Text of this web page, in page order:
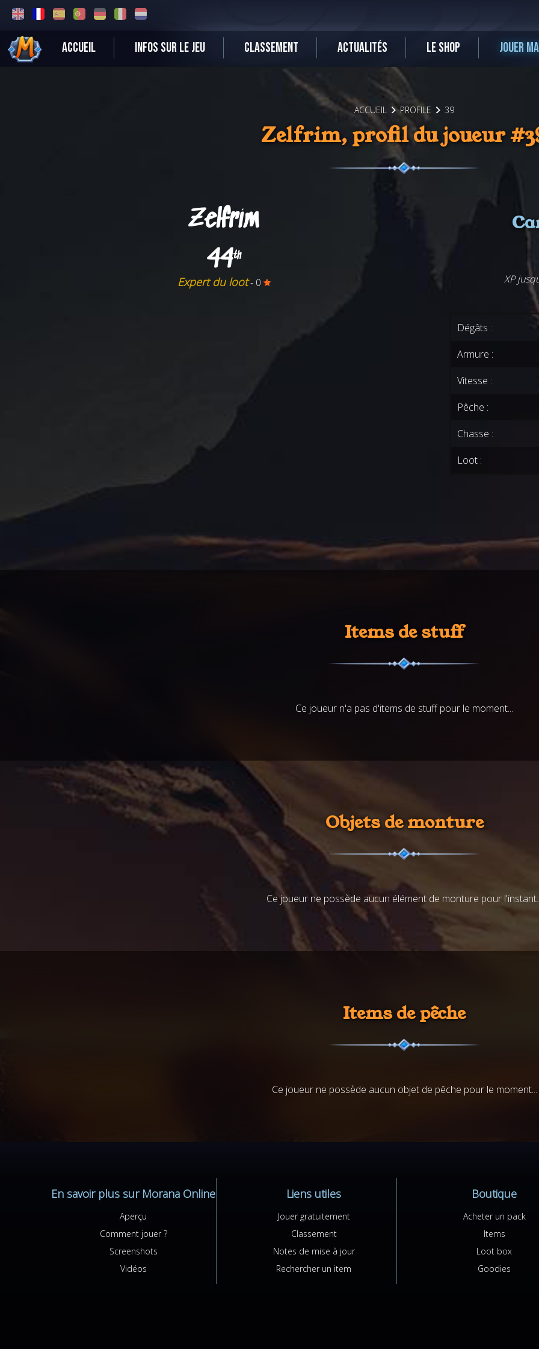
ACCUEIL INFOS SUR LE JEU CLASSEMENT ACTUALITÉS LE SHOP JOUER
ACCUEIL PROFILE 39
Zelfrim, profil du joueur
Zelfrim
44th
Expert du loot- 0 XP
Dégâts :
Armure :
Vitesse :
Pêche :
Chasse :
Loot :
Items de stuff
Ce joueur n'a pas d'items de stuff pour le moment...
Objets de monture
Ce joueur ne possède aucun élément de monture pour
Items de pêche
Ce joueur ne possède aucun objet de pêche pour le moment...
En savoir plus sur Morana Online
Aperçu
Comment jouer ?
Screenshots
Vidéos
Liens utiles
Jouer gratuitement
Classement
Notes de mise à jour
Rechercher un item
Boutique
Acheter un pack
Items
Loot box
Goodies